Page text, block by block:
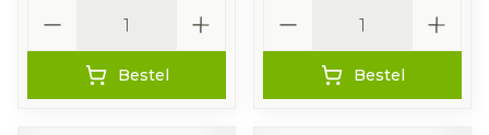
Bestel Bestel